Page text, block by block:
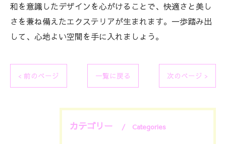
和を意識したデザインを心がけることで、快適さと美し
さを兼ね備えたエクステリアが生まれます。一歩踏み出
して、心地よい空間を手に入れましょう。
< 前のページ 一覧に戻る 次のページ >
カテゴリー Categories